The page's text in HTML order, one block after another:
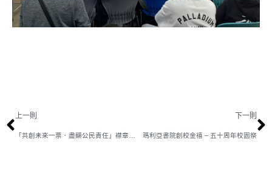
上一則 下一則
瑪利亞書院創校金禧 – 五十周年校園祭